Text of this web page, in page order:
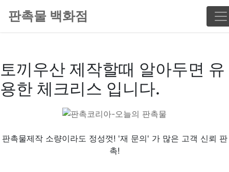
판촉물 백화점
토끼우산 제작할때 알아두면 유
용한 체크리스 입니다.
판촉물제작 소량이라도 정성껏! '재 문의' 가 많은 고객 신뢰 판
촉!